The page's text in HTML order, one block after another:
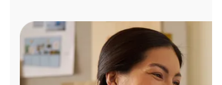
Administrar
cuenta
Encuentra
tienda